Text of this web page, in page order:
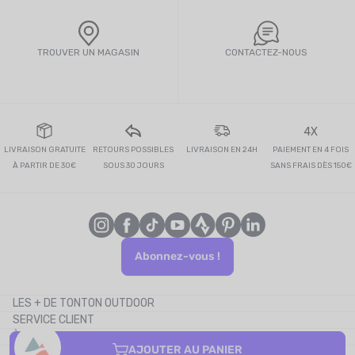
AJOUTER AU PANIER
TROUVER UN MAGASIN CONTACTEZ-NOUS
LIVRAISON GRATUITE
À PARTIR DE 30€
RETOURS POSSIBLES
SOUS 30 JOURS
LIVRAISON EN 24H
4X
PAIEMENT EN 4 FOIS
SANS FRAIS DÈS 150€
Abonnez-vous !
LES + DE TONTON OUTDOOR
Le blog
Le cashback
SERVICE CLIENT
À PROPOS